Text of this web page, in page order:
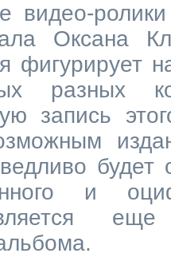
видео-
Оксана
фигурирует
разных
запись
будет
и
еще